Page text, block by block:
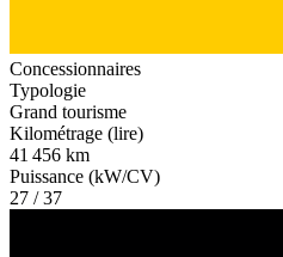
Concessionnaires
Typologie
Grand tourisme
Kilométrage (lire)
41 456 km
Puissance (kW/CV)
27 / 37